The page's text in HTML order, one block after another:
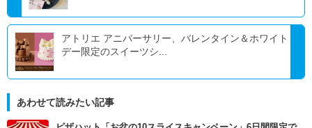
アトリエ アニバーサリー、バレンタイン＆ホワイト
デー限定のスイーツシ...
あわせて読みたい記事